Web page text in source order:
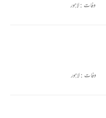
وفات :لاہور
وفات :لاہور